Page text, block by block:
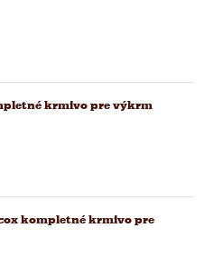
krmivo pre výkrm
kompletné krmivo pre